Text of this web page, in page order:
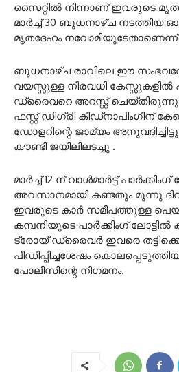
സൈറ്റില്‍ നിന്നാണ് ഇവരുടെ
മാര്‍ച്ച് 30 ബുധനാഴ്ച നടത്തിയ
മൃതദേഹം നവോമിയുടേതാണെന്ന്
ബുധനാഴ്ച രാവിലെ ഈ
വയസ്സുള്ള നിരവധി കേസ്സുകളില്‍
ഡ്രൈവറെ അറസ്റ്റ് ചെയ്തിരുന്നു
ഫസ്റ്റ് ഡിഗ്രി കിഡ്നാപിംഗിന്
ഡോളറിന്റെ ജാമ്യം
കൗണ്ടി ജയിലിലടച്ചു .
മാര്‍ച്ച് 12 ന് വാള്‍മാര്‍ട്ട്
അവസാനമായി കണ്ടതും മൂന്നു
ഇവരുടെ കാര്‍ സമീപത്തുള്ള
കമ്പനിയുടെ പാര്‍ക്കിംഗ്
ട്രോയ് ഡ്രൈവര്‍ ഇവരെ
പീഡിപ്പിച്ചശേഷം
പോലീസിന്റെ നിഗമനം.